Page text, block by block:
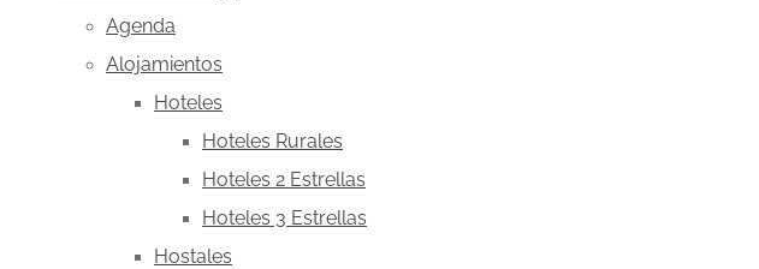
Agenda
Alojamientos
Hoteles
Hoteles Rurales
Hoteles 2 Estrellas
Hoteles 3 Estrellas
Hostales